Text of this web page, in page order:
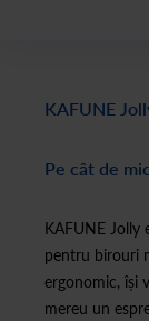
KAFUNE
Pe cât de
KAFUNE Jolly
pentru birouri
ergonomic, își
mereu un